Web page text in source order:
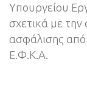
Υπουργείου
σχετικά με
ασφάλισης
Ε.Φ.Κ.Α.